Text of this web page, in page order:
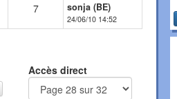
7 sonja (BE)
24/06/10 14:52
Accès direct